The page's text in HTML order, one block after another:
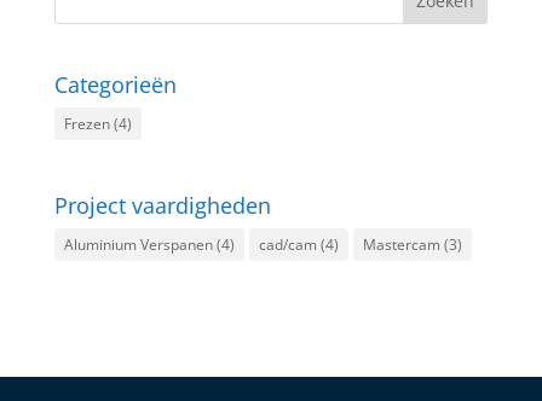
Categorieën
Frezen(4)
Project vaardigheden
Aluminium Verspanen(4) cad/cam (4) Mastercam (3)